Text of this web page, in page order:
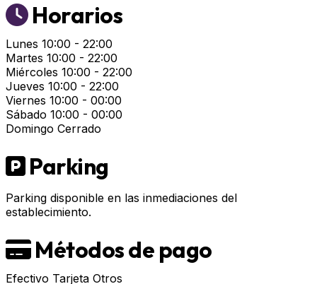
Horarios
Lunes 10:00 - 22:00
Martes 10:00 - 22:00
Miércoles 10:00 - 22:00
Jueves 10:00 - 22:00
Viernes 10:00 - 00:00
Sábado 10:00 - 00:00
Domingo Cerrado
Parking
Parking disponible en las inmediaciones del
establecimiento.
Métodos de pago
Efectivo Tarjeta Otros